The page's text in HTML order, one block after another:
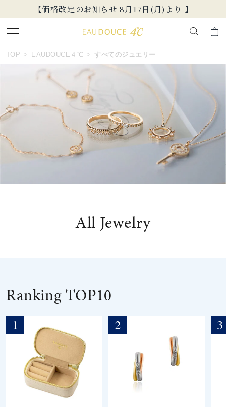
【価格改定のお知らせ 8月17日(月)より 】
キーワードで検索する
人気検索キーワード
#ペア #ダイヤモンド ネックレス
#くまのプーさん
モチーフ
石の色
TOP EAUDOUCE４℃ すべてのジュエリー
All Jewelry
Ranking TOP10
1 2 3
価格が安い
価格が高い
並び替え